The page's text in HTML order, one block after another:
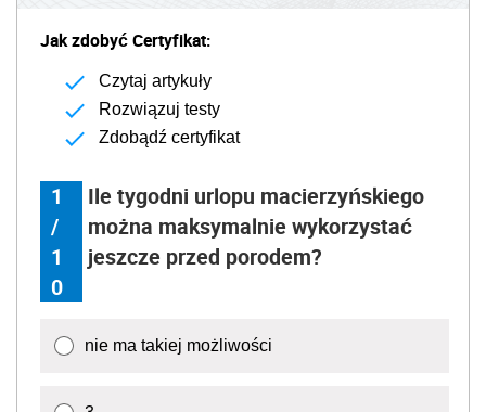
Jak zdobyć Certyfikat:
Czytaj artykuły
Rozwiązuj testy
Zdobądź certyfikat
1
/
1
0
Ile tygodni urlopu macierzyńskiego
można maksymalnie wykorzystać
jeszcze przed porodem?
nie ma takiej możliwości